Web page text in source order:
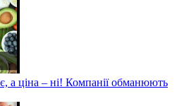
а ціна – ні! Компанії обманюють